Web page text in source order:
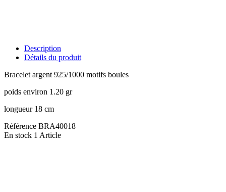
Description
Détails du produit
Bracelet argent 925/1000 motifs boules
poids environ 1.20 gr
longueur 18 cm
Référence BRA40018
En stock 1 Article